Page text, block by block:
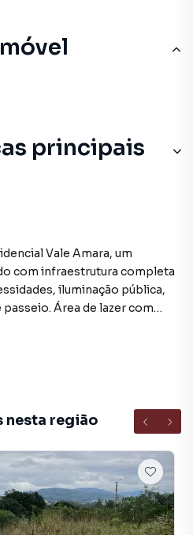
principais
Vale Amara, um
com infraestrutura completa
iluminação pública,
Área de lazer com
uma vida mais
planejamento urbanístico,
ruas largas e tranquilas. Nas
várias empresas de grande
O Bairro Medianeira
à 3 Km do trevo de acesso a
nesta região